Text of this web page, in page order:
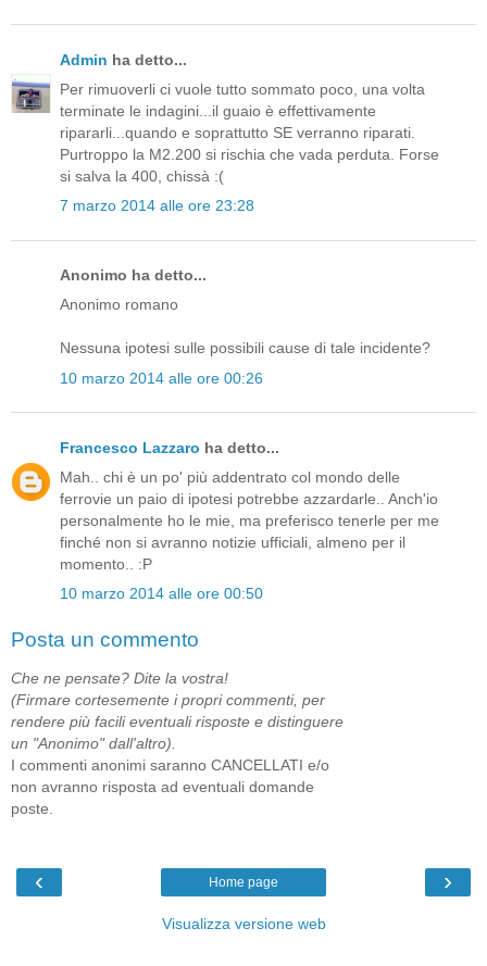
Admin ha detto...
Per rimuoverli ci vuole tutto sommato poco, una volta
terminate le indagini...il guaio è effettivamente
ripararli...quando e soprattutto SE verranno riparati.
Purtroppo la M2.200 si rischia che vada perduta. Forse
si salva la 400, chissà :(
7 marzo 2014 alle ore 23:28
Anonimo ha detto...
Anonimo romano
Nessuna ipotesi sulle possibili cause di tale incidente?
10 marzo 2014 alle ore 00:26
Francesco Lazzaro ha detto...
Mah.. chi è un po' più addentrato col mondo delle
ferrovie un paio di ipotesi potrebbe azzardarle.. Anch'io
personalmente ho le mie, ma preferisco tenerle per me
finché non si avranno notizie ufficiali, almeno per il
momento.. :P
10 marzo 2014 alle ore 00:50
Posta un commento
Che ne pensate? Dite la vostra!
(Firmare cortesemente i propri commenti, per
rendere più facili eventuali risposte e distinguere
un "Anonimo" dall'altro).
I commenti anonimi saranno CANCELLATI e/o
non avranno risposta ad eventuali domande
poste.
‹ ›
Home page
Visualizza versione web